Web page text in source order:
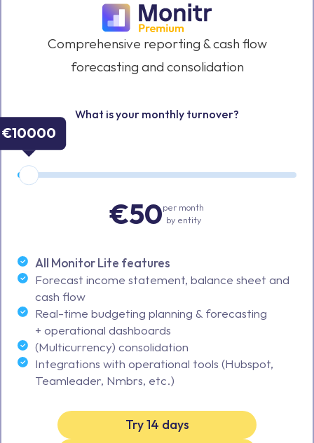
Comprehensive reporting & cash flow
forecasting and consolidation
What is your monthly turnover?
€10000
€50per month
by entity
All Monitor Lite features
Forecast income statement, balance sheet and
cash flow
Real-time budgeting planning & forecasting
+ operational dashboards
(Multicurrency) consolidation
Integrations with operational tools (Hubspot,
Teamleader, Nmbrs, etc.)
Try 14 days